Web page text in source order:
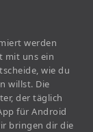
werden
mit uns ein
wie du
willst. Die
der täglich
für Android
bringen dir die